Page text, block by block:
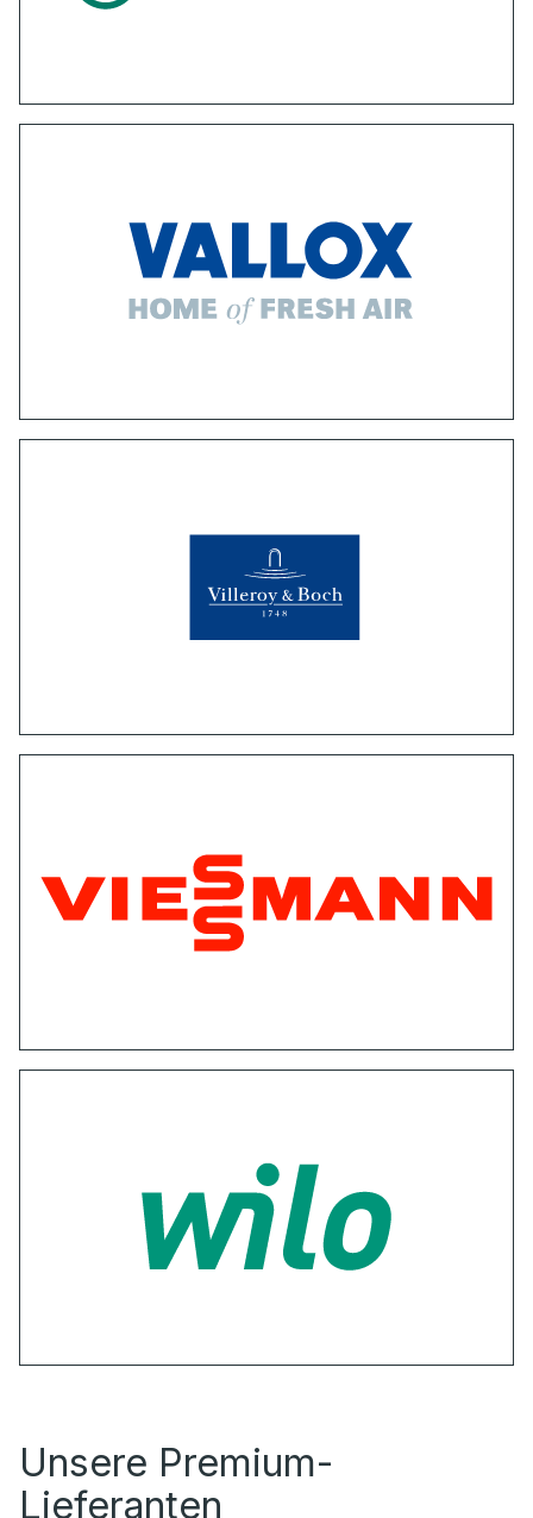
Unsere Premium-
Lieferanten